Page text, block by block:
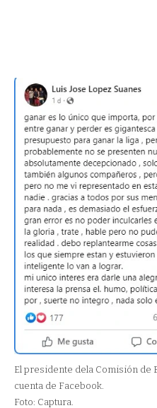
El presidente dela Comisión de
cuenta de Facebook.
Foto: Captura.